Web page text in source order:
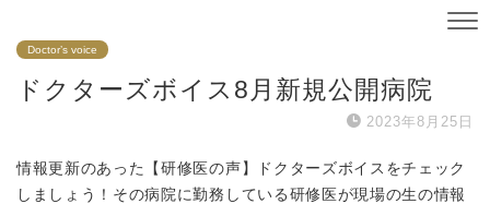
Doctor’s voice
ドクターズボイス8月新規公開病院
2023年8月25日
情報更新のあった【研修医の声】ドクターズボイスをチェック
しましょう！その病院に勤務している研修医が現場の生の情報